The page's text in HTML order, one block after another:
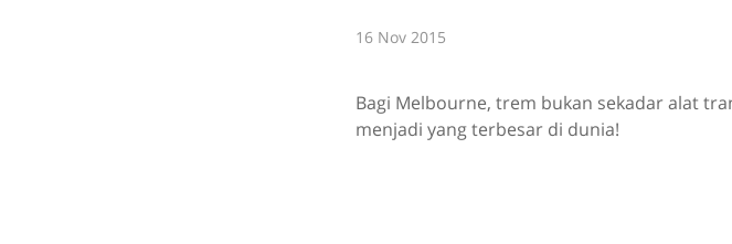
16 Nov 2015
Bagi Melbourne, trem bukan sekadar alat
menjadi yang terbesar di dunia!